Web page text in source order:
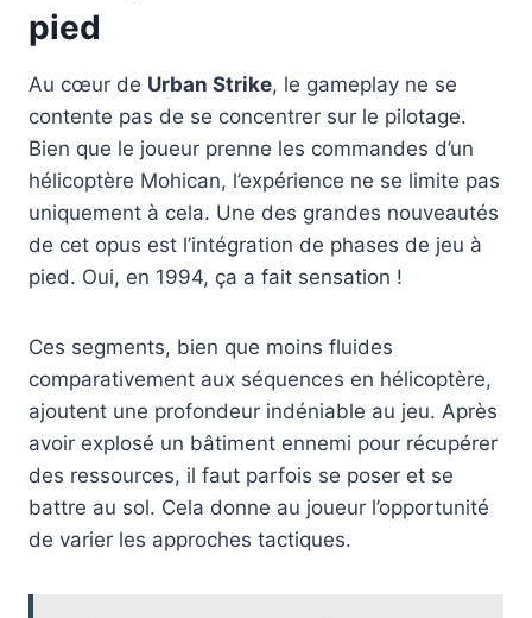
pied
Au cœur de Urban Strike, le gameplay ne se
contente pas de se concentrer sur le pilotage.
Bien que le joueur prenne les commandes d’un
hélicoptère Mohican, l’expérience ne se limite pas
uniquement à cela. Une des grandes nouveautés
de cet opus est l’intégration de phases de jeu à
pied. Oui, en 1994, ça a fait sensation !
Ces segments, bien que moins fluides
comparativement aux séquences en hélicoptère,
ajoutent une profondeur indéniable au jeu. Après
avoir explosé un bâtiment ennemi pour récupérer
des ressources, il faut parfois se poser et se
battre au sol. Cela donne au joueur l’opportunité
de varier les approches tactiques.